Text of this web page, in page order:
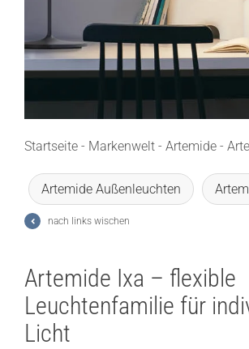
Referenzen
Marken
Ratgeber
Sale
Startseite- Markenwelt- Artemide-
Artemide Außenleuchten
nach links wischen
Artemide Ixa – flexible
Leuchtenfamilie für
Licht